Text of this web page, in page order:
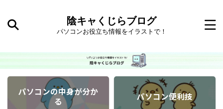
陰キャくじらブログ
パソコンお役立ち情報をイラストで！
パソコンの中身が分か
る
パソコン便利技